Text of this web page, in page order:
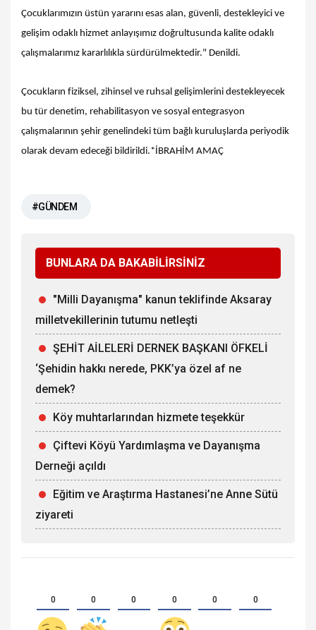
Çocuklarımızın üstün yararını esas alan, güvenli, destekleyici ve
gelişim odaklı hizmet anlayışımız doğrultusunda kalite odaklı
çalışmalarımız kararlılıkla sürdürülmektedir." Denildi.
Çocukların fiziksel, zihinsel ve ruhsal gelişimlerini destekleyecek
bu tür denetim, rehabilitasyon ve sosyal entegrasyon
çalışmalarının şehir genelindeki tüm bağlı kuruluşlarda periyodik
olarak devam edeceği bildirildi.*İBRAHİM AMAÇ
#GÜNDEM
BUNLARA DA BAKABİLİRSİNİZ
"Milli Dayanışma" kanun teklifinde Aksaray
milletvekillerinin tutumu netleşti
ŞEHİT AİLELERİ DERNEK BAŞKANI ÖFKELİ
‘Şehidin hakkı nerede, PKK’ya özel af ne
demek?
Köy muhtarlarından hizmete teşekkür
Çiftevi Köyü Yardımlaşma ve Dayanışma
Derneği açıldı
Eğitim ve Araştırma Hastanesi’ne Anne Sütü
ziyareti
0 0 0 0 0 0